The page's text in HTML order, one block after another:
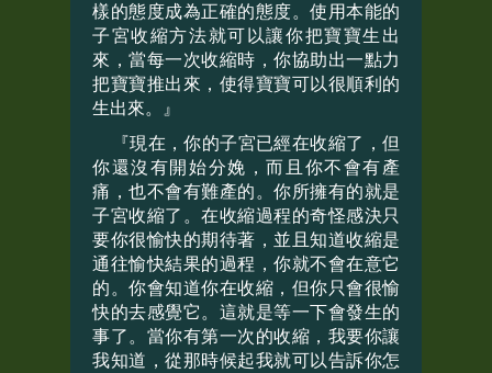
樣的態度成為正確的態度。使用本能的
子宮收縮方法就可以讓你把寶寶生出
來，當每一次收縮時，你協助出一點力
把寶寶推出來，使得寶寶可以很順利的
生出來。』
『現在，你的子宮已經在收縮了，但
你還沒有開始分娩，而且你不會有產
痛，也不會有難產的。你所擁有的就是
子宮收縮了。在收縮過程的奇怪感決只
要你很愉快的期待著，並且知道收縮是
通往愉快結果的過程，你就不會在意它
的。你會知道你在收縮，但你只會很愉
快的去感覺它。這就是等一下會發生的
事了。當你有第一次的收縮，我要你讓
我知道，從那時候起我就可以告訴你怎